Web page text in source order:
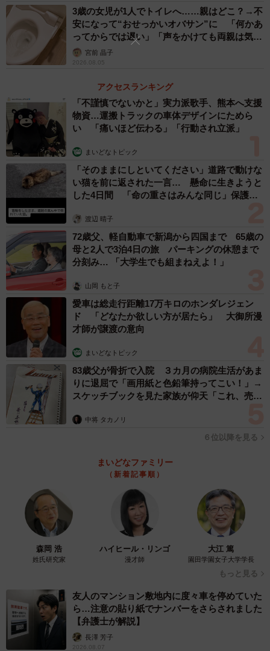
うれしくなりました。同時に、余裕のなさから叱ってしま
うことも多かったので、「気をつかわせてしまったな」と
切なさと申し訳なさでいっぱいになり、涙が出てしまいま
した。
ただ、その日は「母の日」ではなく、4月29日の「昭和の
日」だったんです（笑）。お菓子を食べながらその事実を
伝えてみたら、「まぁええやん！あかんの？」と言うの
で、「そやな！ママ昭和生まれやし、ある意味間違ってな
いわ！」と返すと納得していました。
――お菓子は一緒に食べましたか？
miho：はい。普段はそんなこと言わないのに、「そしたら
これ（プリッツ）一袋いただいてええかな。いただきま
す」と、丁寧な言葉遣いで言っていたのが面白くて。笑い
をこらえるのに必死でした。
◇ ◇
投稿には「小学3年生なのになんて素敵な息子さん」「貯金
箱からお金を出して買いに行くのが素晴らしすぎる」と、
称賛のコメントが相次いだ。自分の貯金で初めてプレゼン
トをした記憶は、カレンダーの数字よりも親子の絆を刻ん
だようだ。
3歳の女児が1人でトイレへ……親はどこ？→不
安になって“おせっかいオバサン”に 「何かあ
ってからでは遅い」「声をかけても両親は気づ
かぬまま」
宮前 晶子
2026.08.05
アクセスランキング
「不謹慎でないかと」実力派歌手、熊本へ支援
物資…運搬トラックの車体デザインにためら
い 「痛いほど伝わる」「行動され立派」
まいどなトピック
「そのままにしといてください」道路で動けな
い猫を前に返された一言… 懸命に生きようと
した4日間 「命の重さはみんな同じ」保護団
渡辺 晴子
72歳父、軽自動車で新潟から四国まで 65歳の
母と2人で3泊4日の旅 パーキングの休憩まで
分刻み… 「大学生でも組まねえよ！」
山岡 もと子
愛車は総走行距離17万キロのホンダレジェン
ド 「どなたか欲しい方が居たら」 大御所漫
才師が譲渡の意向
まいどなトピック
83歳父が骨折で入院 ３カ月の病院生活があま
りに退屈で「画用紙と色鉛筆持ってこい！」→
スケッチブックを見た家族が仰天「これ、売れ
中将 タカノリ
６位以降を見る
まいどなファミリー
（新着記事順）
森岡 浩
姓氏研究家
ハイヒール・リンゴ
漫才師
大江 篤
園田学園女子大学学長
もっと見る
友人のマンション敷地内に度々車を停めていた
ら…注意の貼り紙でナンバーをさらされました
【弁護士が解説】
長澤 芳子
2026.08.07